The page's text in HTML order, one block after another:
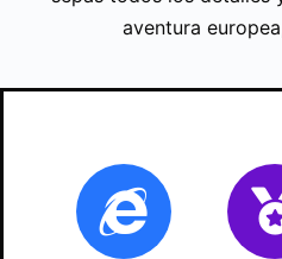
aventura
Online